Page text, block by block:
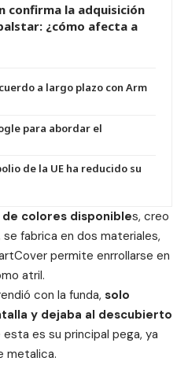
confirma la adquisición
¿cómo afecta a
a largo plazo con Arm
para abordar el
de la UE ha reducido su
colores disponibles, creo
fabrica en dos materiales,
permite enrrollarse en
atril.
con la funda, solo
y dejaba al descubierto
es su principal pega, ya
metalica.